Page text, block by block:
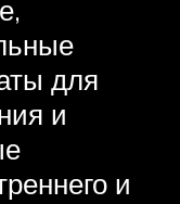
для
и
и